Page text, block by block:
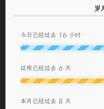
岁
今日已经过去 16 小时
这周已经过去 6 天
本月已经过去 8 天